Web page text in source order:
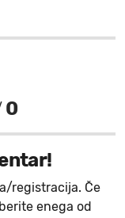
0
registracija. Če
enega od